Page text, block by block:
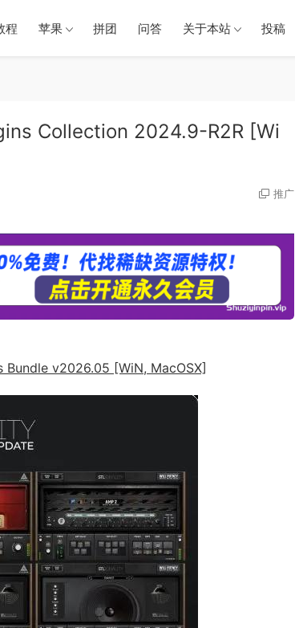
程 苹果 拼团 问答 关于本站 投稿
Collection 2024.9-R2R [Wi
推广
Bundle v2026.05 [WiN, MacOSX]